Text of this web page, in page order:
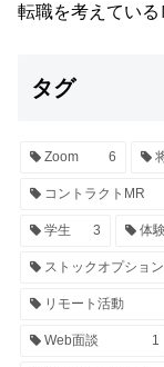
転職を考えている
タグ
Zoom 6
コントラクトMR
学生 3 体
ストックオプション
リモート活動
Web面談 1